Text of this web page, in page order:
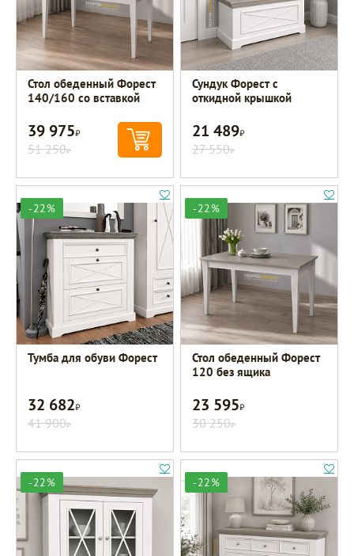
Стол обеденный Форест
140/160 со вставкой
39 975Р
51 250Р
Сундук Форест с
откидной крышкой
21 489Р
27 550Р
-22%
Тумба для обуви Форест
32 682Р
41 900Р
-22%
Стол обеденный Форест
120 без ящика
23 595Р
30 250Р
-22% -22%